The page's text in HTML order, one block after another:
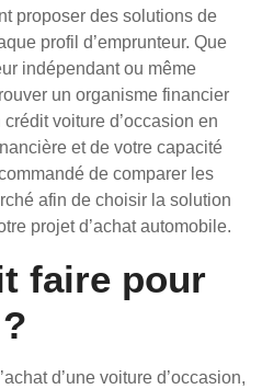
proposer des solutions de
profil d’emprunteur. Que
indépendant ou même
un organisme financier
voiture d’occasion en
et de votre capacité
de comparer les
afin de choisir la solution
projet d’achat automobile.
faire pour
d’une voiture d’occasion,